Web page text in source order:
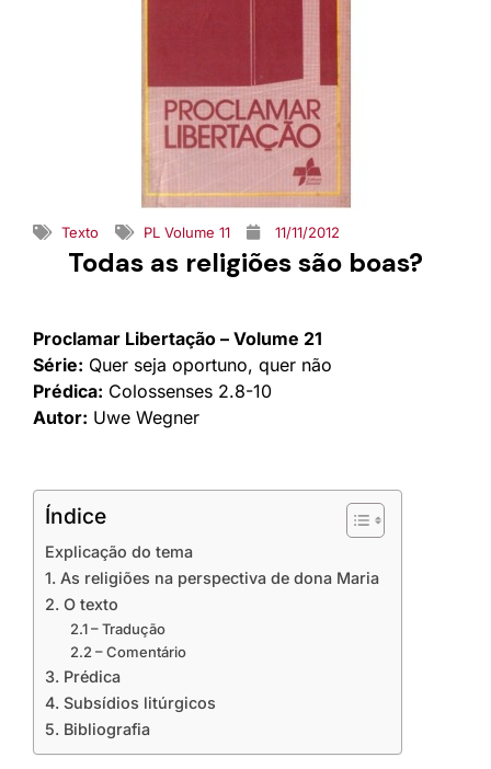
Texto PL Volume 11 11/11/2012
Todas as religiões são boas?
Proclamar Libertação – Volume 21
Série: Quer seja oportuno, quer não
Prédica: Colossenses 2.8-10
Autor: Uwe Wegner
Índice
Explicação do tema
1. As religiões na perspectiva de dona Maria
2. O texto
2.1 – Tradução
2.2 – Comentário
3. Prédica
4. Subsídios litúrgicos
5. Bibliografia